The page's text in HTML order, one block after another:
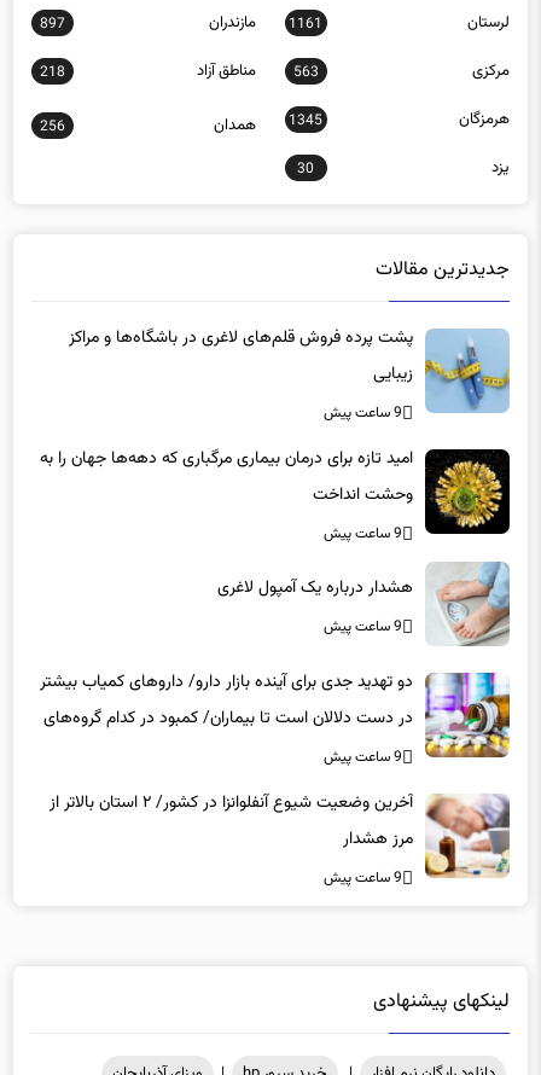
لرستان 1161 مازندران 897
مرکزی 563 مناطق آزاد 218
هرمزگان 1345 همدان 256
یزد 30
جدیدترین مقالات
پشت پرده فروش قلم‌های لاغری در باشگاه‌ها و مراکز
زیبایی
9 ساعت پیش
امید تازه برای درمان بیماری مرگباری که دهه‌ها جهان را به
وحشت انداخت
9 ساعت پیش
هشدار درباره یک آمپول لاغری
9 ساعت پیش
دو تهدید جدی برای آینده بازار دارو/ داروهای کمیاب بیشتر
در دست دلالان است تا بیماران/ کمبود در کدام گروه‌های
دارویی محسوس‌تر است؟
9 ساعت پیش
آخرین وضعیت شیوع آنفلوانزا در کشور/ ۲ استان بالاتر از
مرز هشدار
9 ساعت پیش
لینکهای پیشنهادی